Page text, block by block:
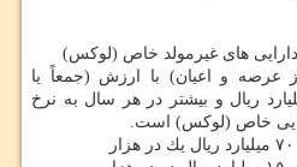
دارایی های غیرمولد خاص (لوكس)
عرصه و اعیان) با ارزش (جمعاً یا
ریال و بیشتر در هر سال به نرخ
خاص (لوكس) است.